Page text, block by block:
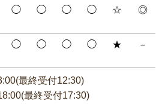
◯ ◯ ◯ ◯ ☆ ◎
◯ ◯ ◯ ◯ ★ －
最終受付12:30)
最終受付17:30)